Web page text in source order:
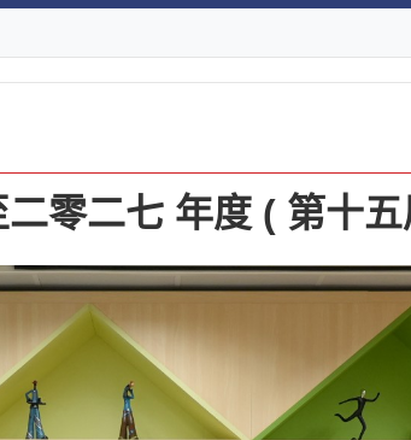
零二七 年度 ( 第十